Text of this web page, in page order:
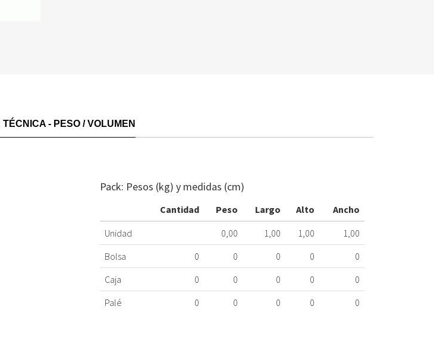
TÉCNICA - PESO / VOLUMEN
Pack: Pesos (kg) y medidas (cm)
Cantidad Peso Largo Alto
Ancho
Unidad
0,00 1,00 1,00
1,00
Bolsa
0 0 0 0
0
Caja
0 0 0 0
0
Palé
0 0 0 0 0